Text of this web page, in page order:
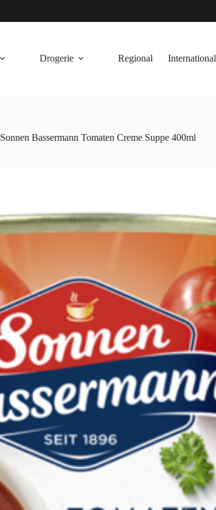
Drogerie Regional International
Sonnen Bassermann Tomaten Creme Suppe 400ml